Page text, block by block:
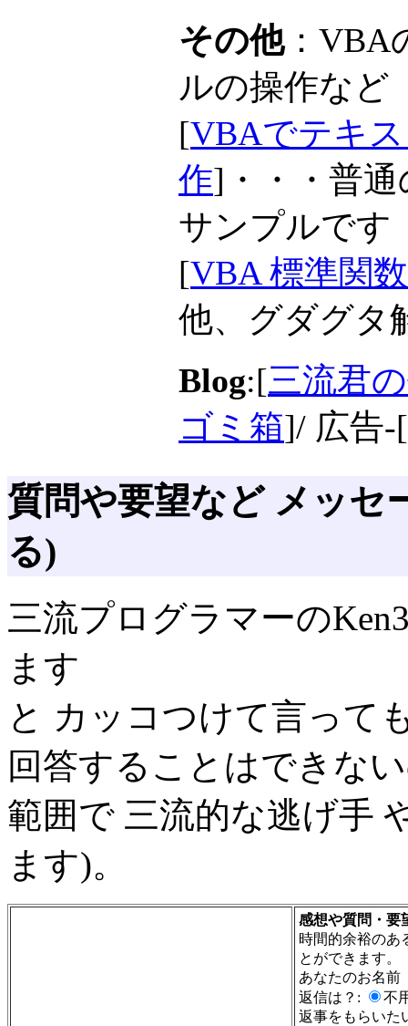
その他：VBA
ルの操作など
[VBAでテキ
作]・・・普
サンプルです
[VBA 標準関
他、グダグタ
Blog:[三流君
ゴミ箱]/ 広告-[
質問や要望など メッセ
る)
三流プログラマーの
ます
と カッコつけて言って
回答することはできな
範囲で 三流的な逃げ手
ます)。
感想や質問・要
時間的余裕のあ
とができます。
あなたのお名前
返信は？:
不
返事をもらいた